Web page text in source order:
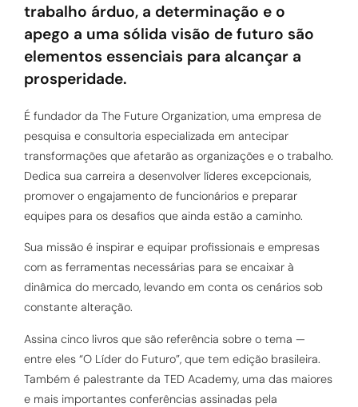
trabalho árduo, a determinação e o
apego a uma sólida visão de futuro são
elementos essenciais para alcançar a
prosperidade.
É fundador da The Future Organization, uma empresa de
pesquisa e consultoria especializada em antecipar
transformações que afetarão as organizações e o trabalho.
Dedica sua carreira a desenvolver líderes excepcionais,
promover o engajamento de funcionários e preparar
equipes para os desafios que ainda estão a caminho.
Sua missão é inspirar e equipar profissionais e empresas
com as ferramentas necessárias para se encaixar à
dinâmica do mercado, levando em conta os cenários sob
constante alteração.
Assina cinco livros que são referência sobre o tema —
entre eles “O Líder do Futuro”, que tem edição brasileira.
Também é palestrante da TED Academy, uma das maiores
e mais importantes conferências assinadas pela